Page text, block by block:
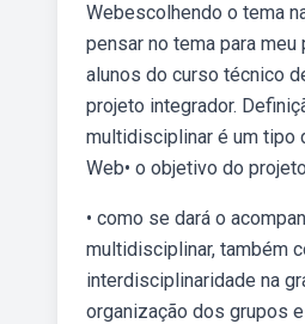
Webescolhendo o tema
pensar no tema para
alunos do curso técnico
projeto integrador.
multidisciplinar é um tipo
Web• o objetivo do
• como se dará o
multidisciplinar, também
interdisciplinaridade na
organização dos grupos